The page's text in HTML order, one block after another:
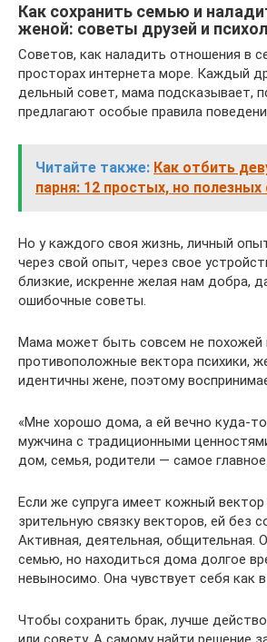
Как сохранить семью и
женой: советы друзей и
Советов, как наладить отношения в
просторах интернета море. Каждый
дельный совет, мама подсказывает,
предлагают особые правила
Читайте также: Как отбить
парня: 12 простых, но полезных
Но у каждого своя жизнь, личный
через свой опыт, через свое
близкие, искренне желая нам добра,
ошибочные советы.
Мама может быть совсем не похожей
противоположные вектора психики,
идентичны жене, поэтому
«Мне хорошо дома, а ей вечно куда-
мужчина с традиционными
дом, семья, родители — самое главное.
Если же супруга имеет кожный
зрительную связку векторов, ей без
Активная, деятельная, общительная.
семью, но находиться дома долгое
невыносимо. Она чувствует себя как в
Чтобы сохранить брак, лучше